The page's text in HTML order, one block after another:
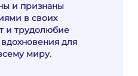
и признаны
в своих
и трудолюбие
для
миру.